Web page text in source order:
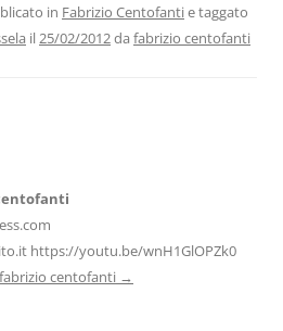
a
m
vi
di
in Fabrizio Centofantie taggato
il25/02/2012da fabrizio centofanti
https://youtu.be/wnH1GlOPZk0
centofanti →